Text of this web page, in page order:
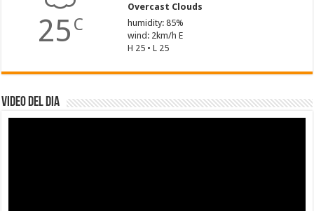
25 C
Overcast Clouds
humidity: 85%
wind: 2km/h E
H 25 • L 25
Video del dia